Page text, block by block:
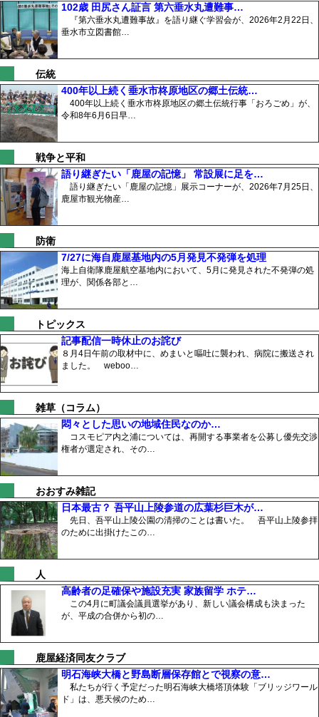
102歳 田尻さん証言 第六垂水丸遭難事…
『第六垂水丸遭難事故』を語り継ぐ学習会が、2026年2月22日、
垂水市立図書館…
伝統
400年以上続く垂水市柊原地区の郷土伝統…
400年以上続く垂水市柊原地区の郷土伝統行事「おろごめ」が、
令和8年6月6日早…
戦争と平和
語り継ぎたい「鹿屋の記憶」 常設展に足を…
語り継ぎたい「鹿屋の記憶」展示コーナーが、2026年7月25日、
鹿屋市観光物産…
防衛
7/27に海自鹿屋基地内の5月発見不発弾を処理
海上自衛隊鹿屋航空基地内において、5月に発見された不発弾の処
理が、関係各部と…
トピックス
記事配信一時休止のお詫び
８月4日午前の取材中に、めまいと嘔吐に襲われ、病院に搬送され
ました。 weboo…
雑草（コラム）
悶々とした思いの地域住民なのか…
コスモピア内之浦については、再開する事業者を公募し優先交渉
権者が選定され、その…
おおすみ雑記
日本最古？ 吾平山上陵参道の広葉杉巨木が…
先日、吾平山上陵公園の清掃のことは書いた。 吾平山上陵参拝
のために出掛けたこの…
人
高齢者の足確保や施設充実 家族留学 ホテ…
この4月に町議会議員選挙があり、新しい議会構成も決まった
が、平成の合併から初の…
鹿屋経済同友クラブ
明石海峡大橋と野島断層保存館とで視察の意…
私たちが行く予定だった明石海峡大橋塔頂体験「ブリッジワール
ド」は、悪天候のため…